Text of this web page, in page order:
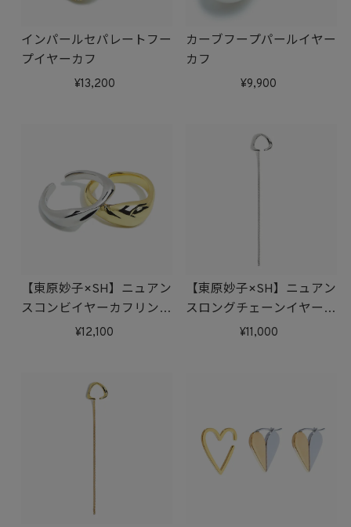
インパールセパレートフー
プイヤーカフ
13,200
カーブフープパールイヤー
カフ
9,900
【東原妙子×SH】ニュアン
スコンビイヤーカフリング
12,100
【東原妙子×SH】ニュアン
スロングチェーンイヤーカ
フ(シルバー)11,000